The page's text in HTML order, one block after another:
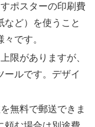
ポスターの印刷費
など）を使うこと
です。
限がありますが、
ールです。デザイ
無料で郵送できま